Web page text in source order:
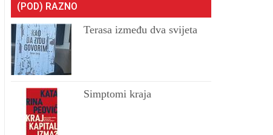
(POD) RAZNO
Terasa između dva svijeta
Simptomi kraja